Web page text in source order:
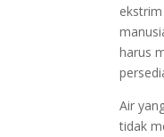
harus
Air
tidak